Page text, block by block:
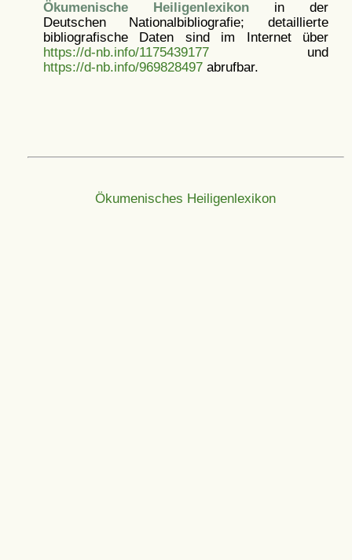
Ökumenische Heiligenlexikonin der
Deutschen Nationalbibliografie; detaillierte
bibliografische Daten sind im Internet über
https://d-nb.info/1175439177und
https://d-nb.info/969828497abrufbar.
Ökumenisches Heiligenlexikon